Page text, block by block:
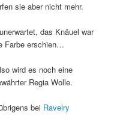
sie aber nicht mehr.
das Knäuel war
Farbe erschien…
wird es noch eine
Regia Wolle.
bei Ravelry